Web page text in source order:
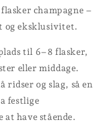
champagne –
og eksklusivitet.
til 6–8 flasker,
eller middage.
ridser og slag, så en
festlige
have stående.